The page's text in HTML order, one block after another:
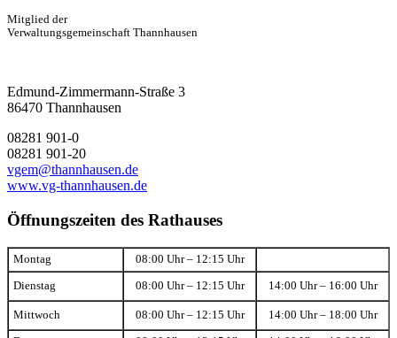
Mitglied der
Verwaltungsgemeinschaft Thannhausen
Edmund-Zimmermann-Straße 3
86470 Thannhausen
08281 901-0
08281 901-20
vgem@thannhausen.de
www.vg-thannhausen.de
Öffnungszeiten des Rathauses
Montag 08:00 Uhr – 12:15 Uhr
Dienstag 08:00 Uhr – 12:15 Uhr 14:00 Uhr – 16:00 Uhr
Mittwoch 08:00 Uhr – 12:15 Uhr 14:00 Uhr – 18:00 Uhr